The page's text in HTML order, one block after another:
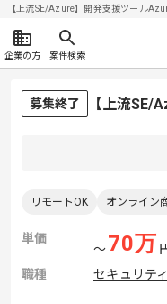
【上流SE/Azure】開発支援ツール
企業の方 案件検索
募集終了 【上流SE/
リモートOK オンライン
単価
〜70万
職種
セキュリテ